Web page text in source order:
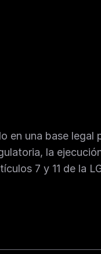
en una base legal
la
7 y 11 de la